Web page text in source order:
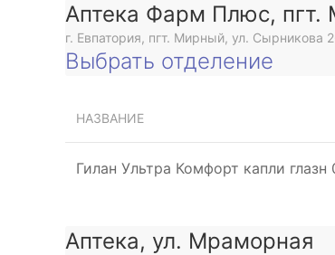
Аптека Фарм Плюс, пгт.
г. Евпатория, пгт. Мирный, ул. Сырникова
Выбрать отделение
НАЗВАНИЕ
Гилан Ультра Комфорт капли
Аптека, ул. Мраморная